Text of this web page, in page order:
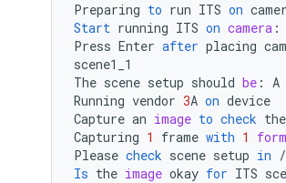
Preparing to run ITS on
Start running ITS on camera :
Press Enter after placing
scene1_1
The scene setup should be : A
Running vendor 3A on device
Capture an image to check the
Capturing 1 frame with 1
Please check scene setup in /
Is the image okay for ITS